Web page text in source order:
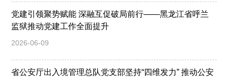
党建引领聚势赋能 深融互促破局前行——黑龙江省呼兰
监狱推动党建工作全面提升
2026-06-09
省公安厅出入境管理总队党支部坚持“四维发力” 推动公安